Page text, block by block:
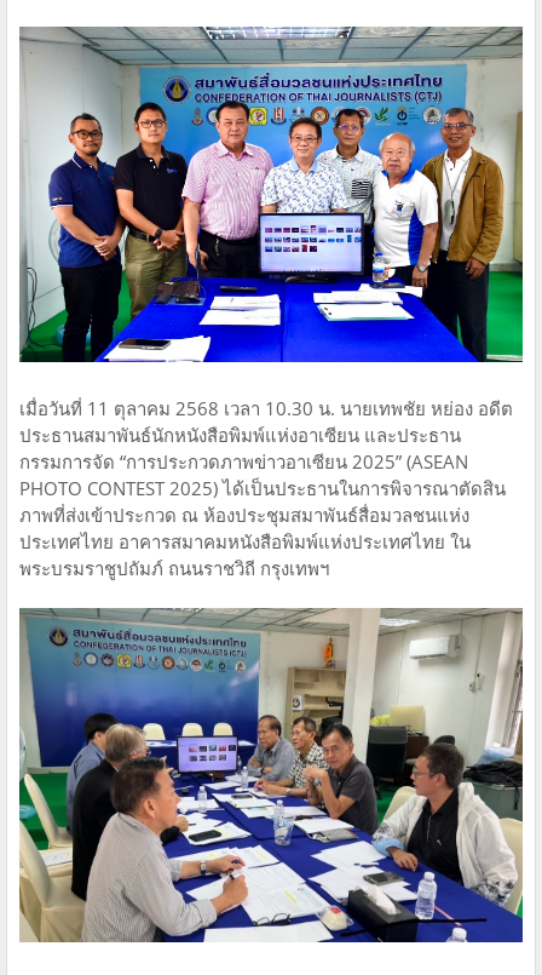
เมื่อวันที่ 11 ตุลาคม 2568 เวลา 10.30 น. นายเทพชัย หย่อง อดีต
ประธานสมาพันธ์นักหนังสือพิมพ์แห่งอาเซียน และประธาน
กรรมการจัด “การประกวดภาพข่าวอาเซียน 2025” (ASEAN
PHOTO CONTEST 2025) ได้เป็นประธานในการพิจารณาตัดสิน
ภาพที่ส่งเข้าประกวด ณ ห้องประชุมสมาพันธ์สื่อมวลชนแห่ง
ประเทศไทย อาคารสมาคมหนังสือพิมพ์แห่งประเทศไทย ใน
พระบรมราชูปถัมภ์ ถนนราชวิถี กรุงเทพฯ